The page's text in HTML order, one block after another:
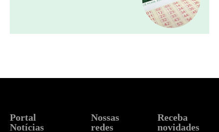
Portal
Notícias
Nossas
redes
Receba
novidades